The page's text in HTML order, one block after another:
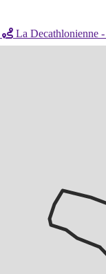
La Decathlonienne